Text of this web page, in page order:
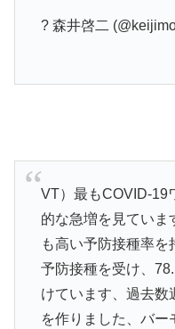
? 森井啓二
VT）最もCOVID-19
的な急増を見ていま
も高い予防接種率を
予防接種を受け、
けています、過去数
を作りました、バー